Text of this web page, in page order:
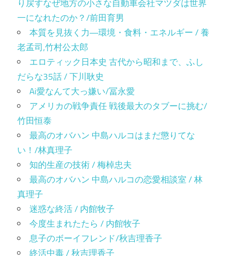
り戻すなぜ地方の小さな自動車会社マツダは世界
一になれたのか？/前田育男
本質を見抜く力―環境・食料・エネルギー / 養
老孟司,竹村公太郎
エロティック日本史 古代から昭和まで、ふし
だらな35話 / 下川耿史
Ai愛なんて大っ嫌い/冨永愛
アメリカの戦争責任 戦後最大のタブーに挑む/
竹田恒泰
最高のオバハン 中島ハルコはまだ懲りてな
い！/林真理子
知的生産の技術 / 梅棹忠夫
最高のオバハン 中島ハルコの恋愛相談室 / 林
真理子
迷惑な終活 / 内館牧子
今度生まれたたら / 内館牧子
息子のボーイフレンド/秋吉理香子
終活中毒 / 秋吉理香子